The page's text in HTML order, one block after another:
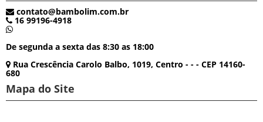
contato@bambolim.com.br
16 99196-4918
De segunda a sexta das 8:30 as 18:00
Rua Crescência Carolo Balbo, 1019, Centro - - - CEP 14160-
680
Mapa do Site